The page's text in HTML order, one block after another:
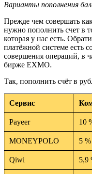
Варианты пополнения
Прежде чем совершать
нужно пополнить счет в
которая у нас есть.
платёжной системе есть
совершения операций, в
бирже EXMO.
Так, пополнить счёт в
Сервис
Payeer 10
MONEYPOLO 5 %
Qiwi 5,9